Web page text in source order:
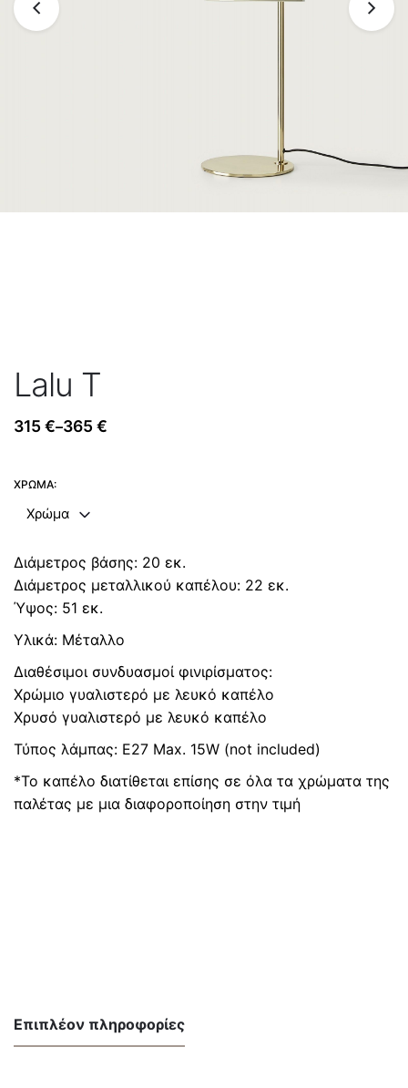
Lalu T
315 €–365 €
Price
315 €
through
365 €
ΧΡΏΜΑ:
Χρώμα
Διάμετρος βάσης: 20 εκ.
Διάμετρος μεταλλικού καπέλου: 22 εκ.
Ύψος: 51 εκ.
Υλικά: Μέταλλo
Διαθέσιμοι συνδυασμοί φινιρίσματος:
Χρώμιο γυαλιστερό με λευκό καπέλο
Χρυσό γυαλιστερό με λευκό καπέλο
Τύπος λάμπας: E27 Max. 15W (not included)
*Το καπέλο διατίθεται επίσης σε όλα τα χρώματα της
παλέτας με μια διαφοροποίηση στην τιμή
Επιπλέον πληροφορίες